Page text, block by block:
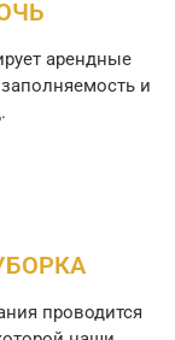
арендные
и
проводится